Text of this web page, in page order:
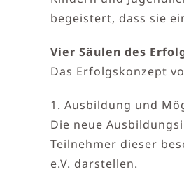
begeistert, dass sie
Vier Säulen des
Das Erfolgskonzept
1. Ausbildung und
Die neue
Teilnehmer dieser
e.V. darstellen.